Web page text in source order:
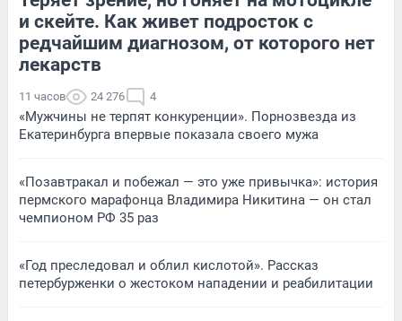
и скейте. Как живет подросток с
редчайшим диагнозом, от которого нет
лекарств
11 часов 24 276 4
«Мужчины не терпят конкуренции». Порнозвезда из
Екатеринбурга впервые показала своего мужа
«Позавтракал и побежал — это уже привычка»: история
пермского марафонца Владимира Никитина — он стал
чемпионом РФ 35 раз
«Год преследовал и облил кислотой». Рассказ
петербурженки о жестоком нападении и реабилитации